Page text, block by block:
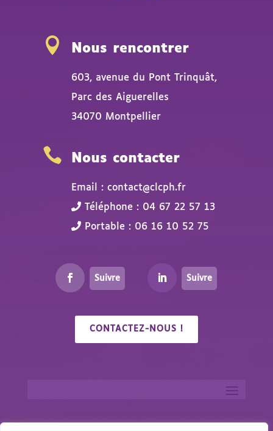
 Nous rencontrer
603, avenue du Pont Trinquât,
Parc des Aiguerelles
34070 Montpellier
 Nous contacter
Email : contact@clcph.fr
Téléphone : 04 67 22 57 13
Portable : 06 16 10 52 75
Suivre Suivre
CONTACTEZ-NOUS !